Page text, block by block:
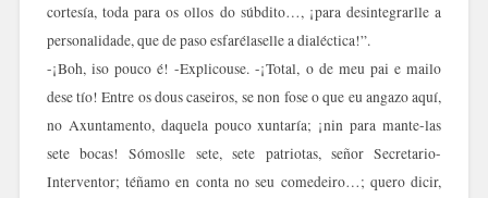
cortesía, toda para os ollos do súbdito…, ¡para desintegrarlle a
personalidade, que de paso esfarélaselle a dialéctica!”.
-¡Boh, iso pouco é! -Explicouse. -¡Total, o de meu pai e mailo
dese tío! Entre os dous caseiros, se non fose o que eu angazo aquí,
no Axuntamento, daquela pouco xuntaría; ¡nin para mante-las
sete bocas! Sómoslle sete, sete patriotas, señor Secretario-
Interventor; téñamo en conta no seu comedeiro…; quero dicir,